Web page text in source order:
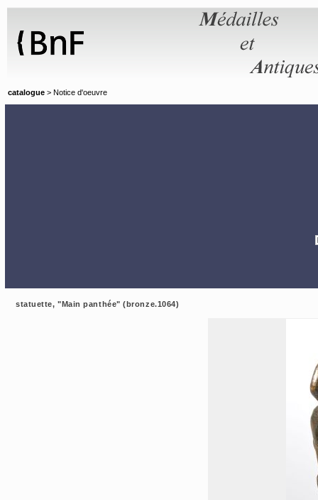
catalogue > Notice d'oeuvre
statuette, "Main panthée" (bronze.1064)